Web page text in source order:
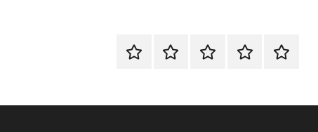
Strona
PolitykaWpisy
SEO